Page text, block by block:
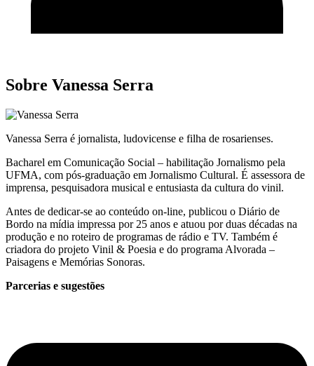
Sobre Vanessa Serra
Vanessa Serra é jornalista, ludovicense e filha de rosarienses.
Bacharel em Comunicação Social – habilitação Jornalismo pela
UFMA, com pós-graduação em Jornalismo Cultural. É assessora de
imprensa, pesquisadora musical e entusiasta da cultura do vinil.
Antes de dedicar-se ao conteúdo on-line, publicou o Diário de
Bordo na mídia impressa por 25 anos e atuou por duas décadas na
produção e no roteiro de programas de rádio e TV. Também é
criadora do projeto Vinil & Poesia e do programa Alvorada –
Paisagens e Memórias Sonoras.
Parcerias e sugestões